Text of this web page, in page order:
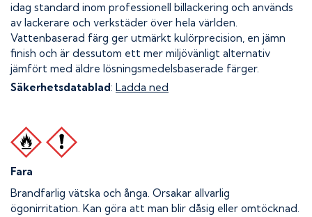
idag standard inom professionell billackering och används
av lackerare och verkstäder över hela världen.
Vattenbaserad färg ger utmärkt kulörprecision, en jämn
finish och är dessutom ett mer miljövänligt alternativ
jämfört med äldre lösningsmedelsbaserade färger.
Säkerhetsdatablad: Ladda ned
Fara
Brandfarlig vätska och ånga. Orsakar allvarlig
ögonirritation. Kan göra att man blir dåsig eller omtöcknad.